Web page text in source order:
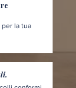
la tua